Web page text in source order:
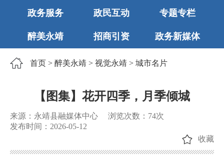
政务服务 政民互动 专题专栏
醉美永靖 招商引资 政务新媒体
首页 > 醉美永靖 > 视觉永靖 > 城市名片
【图集】花开四季，月季倾城
来源：永靖县融媒体中心 浏览次数： 74次
发布时间：2026-05-12
收藏